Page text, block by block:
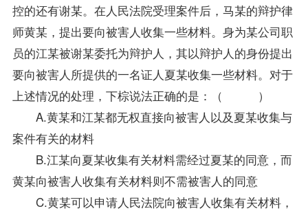
控的还有谢某。在人民法院受理案件后，马某的辩护律
师黄某，提出要向被害人收集一些材料。身为某公司职
员的江某被谢某委托为辩护人，其以辩护人的身份提出
要向被害人所提供的一名证人夏某收集一些材料。对于
上述情况的处理，下棕说法正确的是：（ ）
A.黄某和江某都无权直接向被害人以及夏某收集与
案件有关的材料
B.江某向夏某收集有关材料需经过夏某的同意，而
黄某向被害人收集有关材料则不需被害人的同意
C.黄某可以申请人民法院向被害人收集有关材料，